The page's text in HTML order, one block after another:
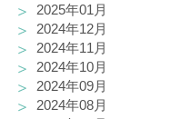
2025年01月
2024年12月
2024年11月
2024年10月
2024年09月
2024年08月